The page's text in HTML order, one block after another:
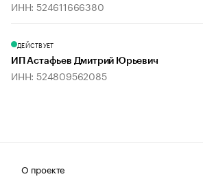
ИНН: 524611666380
ДЕЙСТВУЕТ
ИП Астафьев Дмитрий Юрьевич
ИНН: 524809562085
О проекте